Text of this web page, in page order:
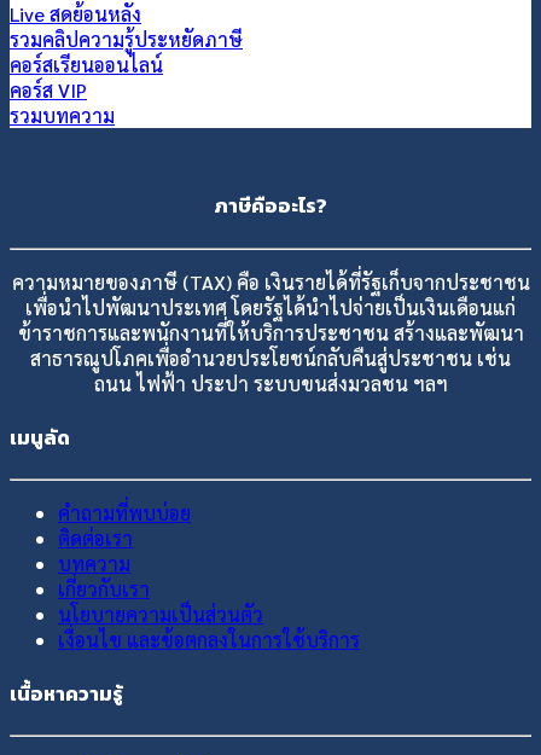
Live สดย้อนหลัง
รวมคลิปความรู้ประหยัดภาษี
คอร์สเรียนออนไลน์
คอร์ส VIP
รวมบทความ
ภาษีคืออะไร?
ความหมายของภาษี (TAX) คือ เงินรายได้ที่รัฐเก็บจากประชาชน
เพื่อนำไปพัฒนาประเทศ โดยรัฐได้นำไปจ่ายเป็นเงินเดือนแก่
ข้าราชการและพนักงานที่ให้บริการประชาชน สร้างและพัฒนา
สาธารณูปโภคเพื่ออำนวยประโยชน์กลับคืนสู่ประชาชน เช่น
ถนน ไฟฟ้า ประปา ระบบขนส่งมวลชน ฯลฯ
เมนูลัด
คำถามที่พบบ่อย
ติดต่อเรา
บทความ
เกี่ยวกับเรา
นโยบายความเป็นส่วนตัว
เงื่อนไข และข้อตกลงในการใช้บริการ
เนื้อหาความรู้